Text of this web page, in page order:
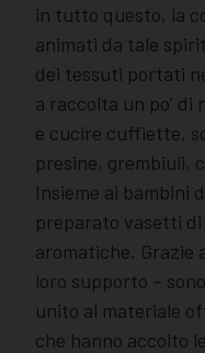
in tutto questo, la
animati da tale
dei tessuti portati
a raccolta un po’ di
e cucire cuffiette,
presine, grembiuli,
Insieme ai bambini
preparato vasetti
aromatiche. Grazie
loro supporto –
unito al materiale
che hanno accolto